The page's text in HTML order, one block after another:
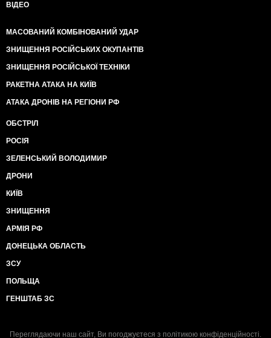
ВІДЕО
МАСОВАНИЙ КОМБІНОВАНИЙ УДАР
ЗНИЩЕННЯ РОСІЙСЬКИХ ОКУПАНТІВ
ЗНИЩЕННЯ РОСІЙСЬКОЇ ТЕХНІКИ
РАКЕТНА АТАКА НА КИЇВ
АТАКА ДРОНІВ НА РЕГІОНИ РФ
ОБСТРІЛ
РОСІЯ
ЗЕЛЕНСЬКИЙ ВОЛОДИМИР
ДРОНИ
КИЇВ
ЗНИЩЕННЯ
АРМІЯ РФ
ДОНЕЦЬКА ОБЛАСТЬ
ЗСУ
ПОЛЬЩА
ГЕНШТАБ ЗС
Переглядаючи наш сайт, Ви погоджуєтеся з політикою конфіденційності.